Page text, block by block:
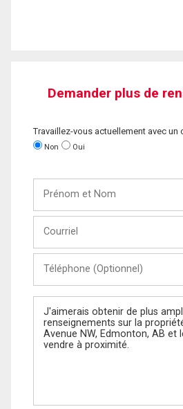
Demander plus de
Travaillez-vous actuellement avec un
Non Oui
Nom
(Optionnel)
Message